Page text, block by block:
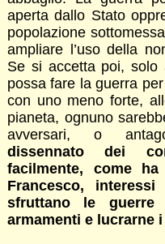
aperta dallo Stato
popolazione
ampliare l’uso della
Se si accetta poi, solo
possa fare la guerra
con uno meno forte,
pianeta, ognuno
avversari, o
dissennato dei
facilmente, come
Francesco,
sfruttano le
armamenti e lucrarne